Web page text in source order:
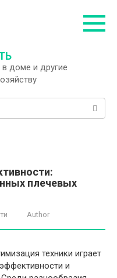
в доме и другие
плечевых
Author
техники играет
и